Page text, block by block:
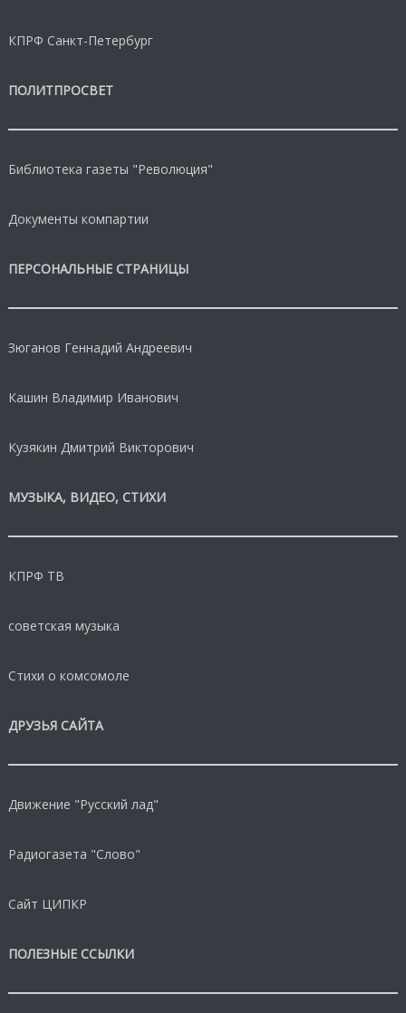
КПРФ Санкт-Петербург
ПОЛИТПРОСВЕТ
Библиотека газеты "Революция"
Документы компартии
ПЕРСОНАЛЬНЫЕ СТРАНИЦЫ
Зюганов Геннадий Андреевич
Кашин Владимир Иванович
Кузякин Дмитрий Викторович
МУЗЫКА, ВИДЕО, СТИХИ
КПРФ ТВ
советская музыка
Стихи о комсомоле
ДРУЗЬЯ САЙТА
Движение "Русский лад"
Радиогазета "Слово"
Сайт ЦИПКР
ПОЛЕЗНЫЕ ССЫЛКИ